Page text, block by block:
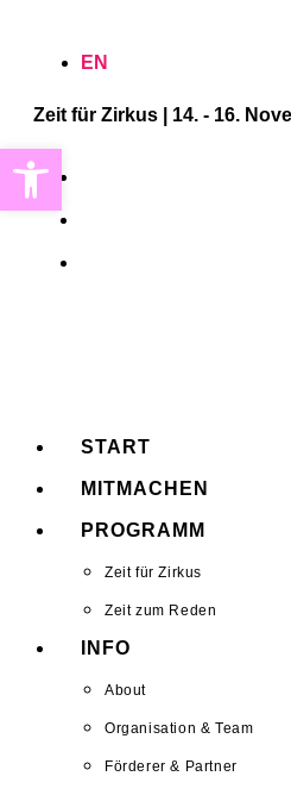
springen
EN
Zeit für Zirkus | 14. - 16.
START
MITMACHEN
PROGRAMM
Zeit für Zirkus
Zeit zum Reden
INFO
About
Organisation & Team
Förderer & Partner
Werkzeugleiste öffnen